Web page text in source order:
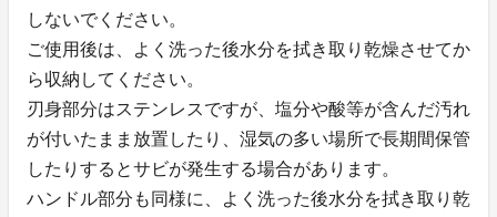
しないでください。
ご使用後は、よく洗った後水分を拭き取り乾燥させてか
ら収納してください。
刃身部分はステンレスですが、塩分や酸等が含んだ汚れ
が付いたまま放置したり、湿気の多い場所で長期間保管
したりするとサビが発生する場合があります。
ハンドル部分も同様に、よく洗った後水分を拭き取り乾